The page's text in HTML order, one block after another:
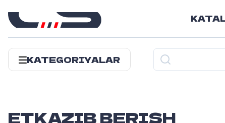
KATEGORIYALAR
ETKAZIB BERISH